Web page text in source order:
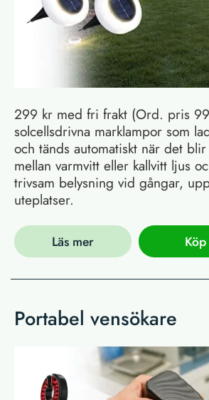
299 kr med fri frakt (Ord. pris
solcellsdrivna marklampor som
och tänds automatiskt när det
mellan varmvitt eller kallvitt ljus
trivsam belysning vid gångar,
uteplatser.
Läs mer Köp
Portabel vensökare